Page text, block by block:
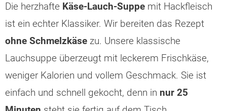
Die herzhafte Käse-Lauch-Suppe mit Hackfleisch
ist ein echter Klassiker. Wir bereiten das Rezept
ohne Schmelzkäse zu. Unsere klassische
Lauchsuppe überzeugt mit leckerem Frischkäse,
weniger Kalorien und vollem Geschmack. Sie ist
einfach und schnell gekocht, denn in nur 25